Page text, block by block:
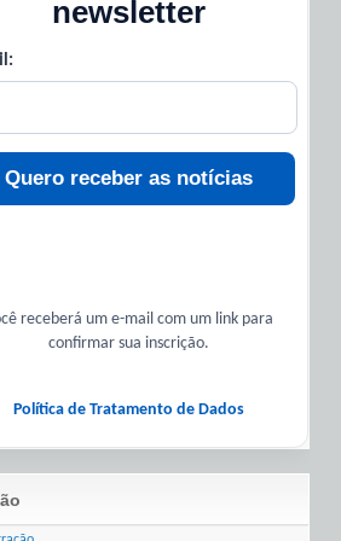
newsletter
Quero receber as notícias
receberá um e-mail com um link para
confirmar sua inscrição.
Política de Tratamento de Dados